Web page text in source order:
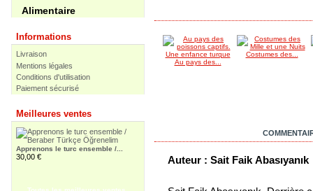
Alimentaire
Informations
Livraison
Mentions légales
Conditions d'utilisation
Paiement sécurisé
Meilleures ventes
Apprenons le turc ensemble /...
30,00 €
Au pays des...
Costumes des...
Auteur : Sait Faik Abasıyanık